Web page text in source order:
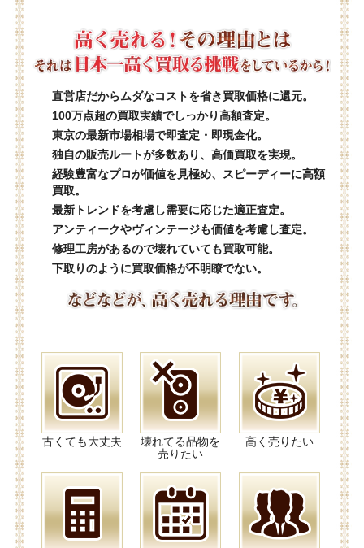
直営店だからムダなコストを省き買取価格に還元。
100万点超の買取実績でしっかり高額査定。
東京の最新市場相場で即査定・即現金化。
独自の販売ルートが多数あり、高価買取を実現。
経験豊富なプロが価値を見極め、スピーディーに高額
買取。
最新トレンドを考慮し需要に応じた適正査定。
アンティークやヴィンテージも価値を考慮し査定。
修理工房があるので壊れていても買取可能。
下取りのように買取価格が不明瞭でない。
古くても大丈夫
壊れてる品物を
売りたい
高く売りたい